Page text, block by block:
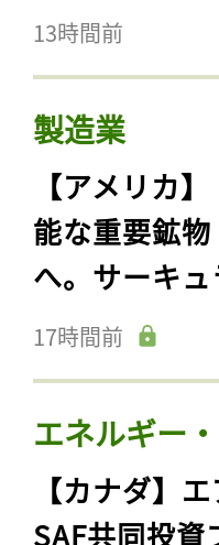
13時間前
製造業
【アメリカ
能な重要鉱
へ。サーキ
17時間前
エネルギー
【カナダ】
SAF共同投